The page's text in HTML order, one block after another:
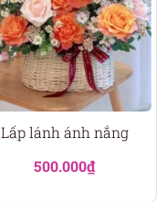
Lấp lánh ánh nắng
500.000₫